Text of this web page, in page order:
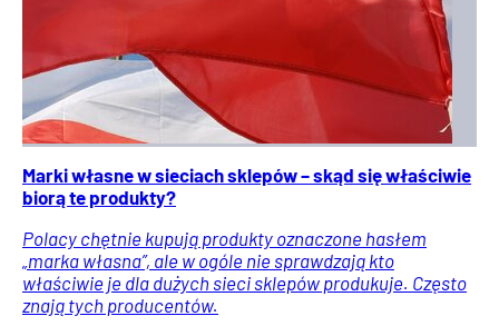
Marki własne w sieciach sklepów – skąd się właściwie
biorą te produkty?
Polacy chętnie kupują produkty oznaczone hasłem
„marka własna”, ale w ogóle nie sprawdzają kto
właściwie je dla dużych sieci sklepów produkuje. Często
znają tych producentów.